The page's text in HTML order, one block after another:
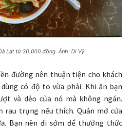
Lạt từ 30.000 đồng. Ảnh: Di Vỹ.
đường nên thuận tiện cho khách
có độ to vừa phải. Khi ăn bạn
và dẻo của nó mà không ngán.
rau trụng nếu thích. Quán mở cửa
Bạn nên đi sớm để thưởng thức